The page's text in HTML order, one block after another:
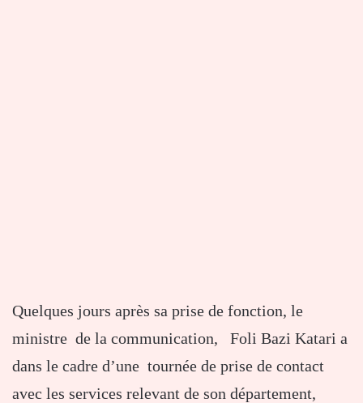
Quelques jours après sa prise de fonction, le
ministre de la communication, Foli Bazi Katari a
dans le cadre d’une tournée de prise de contact
avec les services relevant de son département,